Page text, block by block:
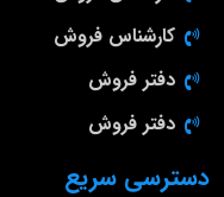
دسترسی سریع
کارشناس فروش
دفتر فروش
دفتر فروش